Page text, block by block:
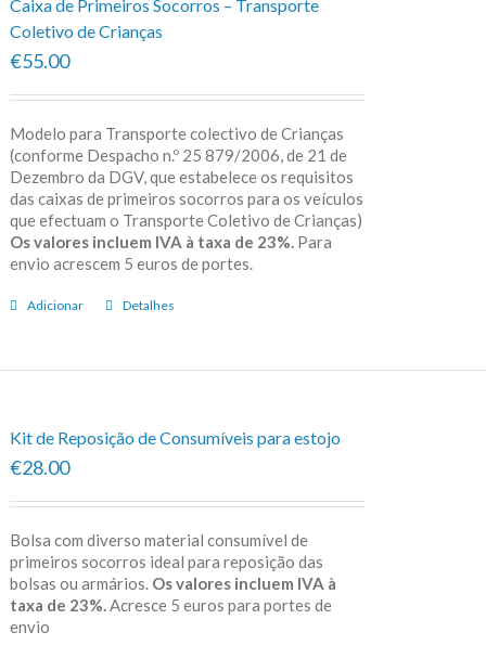
Caixa de Primeiros Socorros – Transporte
Coletivo de Crianças
€55.00
Modelo para Transporte colectivo de Crianças
(conforme Despacho n.º 25 879/2006, de 21 de
Dezembro da DGV, que estabelece os requisitos
das caixas de primeiros socorros para os veículos
que efectuam o Transporte Coletivo de Crianças)
Os valores incluem IVA à taxa de 23%. Para
envio acrescem 5 euros de portes.
Adicionar Detalhes
Kit de Reposição de Consumíveis para estojo
€28.00
Bolsa com diverso material consumível de
primeiros socorros ideal para reposição das
bolsas ou armários. Os valores incluem IVA à
taxa de 23%. Acresce 5 euros para portes de
envio